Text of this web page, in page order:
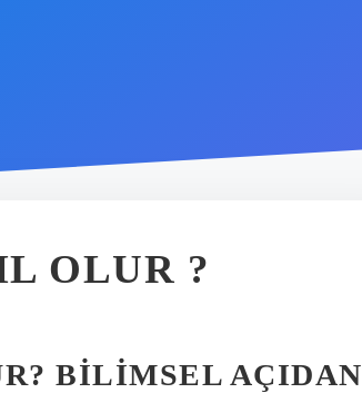
OLUR ?
BILIMSEL AÇIDAN